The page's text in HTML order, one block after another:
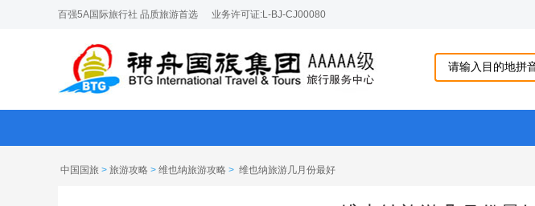
百强5A国际旅行社 品质旅游首选 业务许可证:L-BJ-CJ00080
中国国旅 > 旅游攻略 > 维也纳旅游攻略 > 维也纳旅游几月份最好